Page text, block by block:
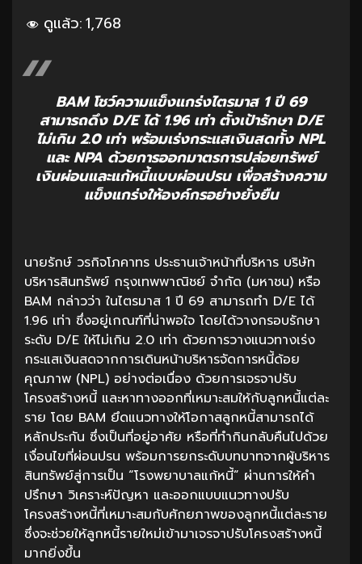
ดูแล้ว:1,768
BAM โชว์ความแข็งแกร่งไตรมาส 1 ปี 69
สามารถดึง D/E ได้ 1.96 เท่า ตั้งเป้ารักษา D/E
ไม่เกิน 2.0 เท่า พร้อมเร่งกระแสเงินสดทั้ง NPL
และ NPA ด้วยการออกมาตรการปล่อยทรัพย์
เงินผ่อนและแก้หนี้แบบผ่อนปรน เพื่อสร้างความ
แข็งแกร่งให้องค์กรอย่างยั่งยืน
นายรักษ์ วรกิจโภคาทร ประธานเจ้าหน้าที่บริหาร บริษัท
บริหารสินทรัพย์ กรุงเทพพาณิชย์ จำกัด (มหาชน) หรือ
BAM กล่าวว่า ในไตรมาส 1 ปี 69 สามารถทำ D/E ได้
1.96 เท่า ซึ่งอยู่เกณฑ์ที่น่าพอใจ โดยได้วางกรอบรักษา
ระดับ D/E ให้ไม่เกิน 2.0 เท่า ด้วยการวางแนวทางเร่ง
กระแสเงินสดจากการเดินหน้าบริหารจัดการหนี้ด้อย
คุณภาพ (NPL) อย่างต่อเนื่อง ด้วยการเจรจาปรับ
โครงสร้างหนี้ และหาทางออกที่เหมาะสมให้กับลูกหนี้แต่ละ
ราย โดย BAM ยึดแนวทางให้โอกาสลูกหนี้สามารถได้
หลักประกัน ซึ่งเป็นที่อยู่อาศัย หรือที่ทำกินกลับคืนไปด้วย
เงื่อนไขที่ผ่อนปรน พร้อมการยกระดับบทบาทจากผู้บริหาร
สินทรัพย์สู่การเป็น “โรงพยาบาลแก้หนี้” ผ่านการให้คำ
ปรึกษา วิเคราะห์ปัญหา และออกแบบแนวทางปรับ
โครงสร้างหนี้ที่เหมาะสมกับศักยภาพของลูกหนี้แต่ละราย
ซึ่งจะช่วยให้ลูกหนี้รายใหม่เข้ามาเจรจาปรับโครงสร้างหนี้
มากยิ่งขึ้น